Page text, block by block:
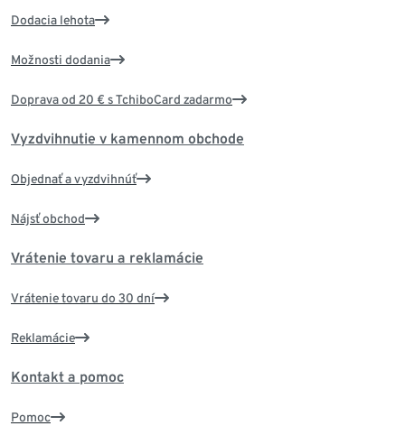
Dodacia lehota
Možnosti dodania
Doprava od 20 € s TchiboCard zadarmo
Vyzdvihnutie v kamennom obchode
Objednať a vyzdvihnúť
Nájsť obchod
Vrátenie tovaru a reklamácie
Vrátenie tovaru do 30 dní
Reklamácie
Kontakt a pomoc
Pomoc